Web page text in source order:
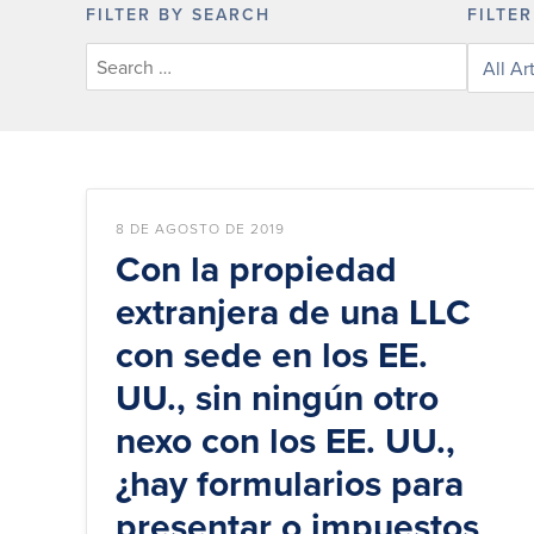
FILTER BY SEARCH
8 DE AGOSTO DE 2019
Con la propiedad
extranjera de una LLC
con sede en los EE.
UU., sin ningún otro
nexo con los EE. UU.,
¿hay formularios para